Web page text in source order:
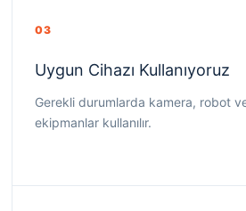
03
Uygun Cihazı Kullanıyoruz
Gerekli durumlarda kamera, robot
ekipmanlar kullanılır.